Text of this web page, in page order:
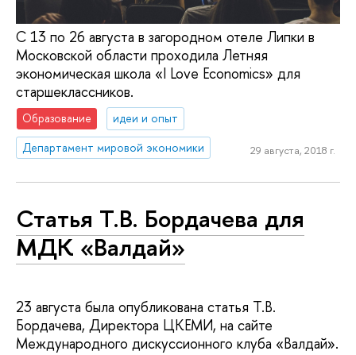
С 13 по 26 августа в загородном отеле Липки в
Московской области проходила Летняя
экономическая школа «I Love Economics» для
старшеклассников.
Образование
идеи и опыт
Департамент мировой экономики
29 августа, 2018 г.
Статья Т.В. Бордачева для
МДК «Валдай»
23 августа была опубликована статья Т.В.
Бордачева, Директора ЦКЕМИ, на сайте
Международного дискуссионного клуба «Валдай».